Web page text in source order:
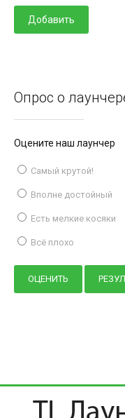
Опрос о
Оцените наш лаунчер
Самый крутой!
Вполне достойный
Есть мелкие косяки
Всё плохо